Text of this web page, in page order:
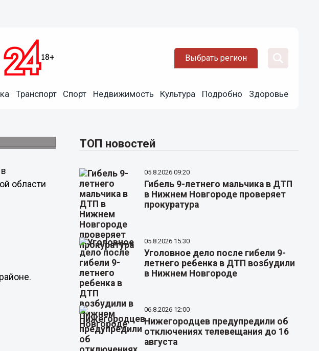
Выбрать регион
Транспорт Спорт Недвижимость Культура Подробно Здоровье
области
ТОП новостей
05.8.2026 09:20
Гибель 9-летнего мальчика в ДТП
в Нижнем Новгороде проверяет
прокуратура
05.8.2026 15:30
Уголовное дело после гибели 9-
летнего ребенка в ДТП возбудили
в Нижнем Новгороде
06.8.2026 12:00
Нижегородцев предупредили об
отключениях телевещания до 16
августа